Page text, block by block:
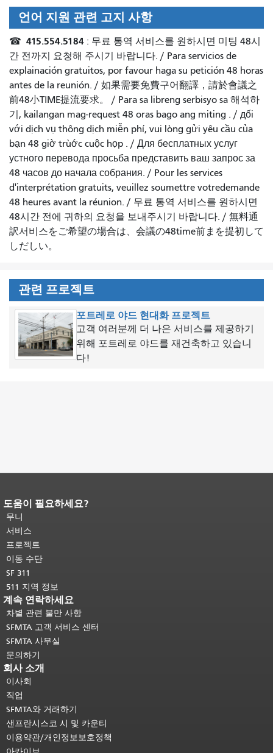
언어 지원 관련 고지 사항
☎ 415.554.5184 : 무료 통역 서비스를 원하시면 미팅 48시
간 전까지 요청해 주시기 바랍니다. / Para servicios de
explainación gratuitos, por favour haga su petición 48 horas
antes de la reunión. / 如果需要免費구어翻譯，請於會議之
前48小TIME提流要求。 / Para sa libreng serbisyo sa 해석하
기, kailangan mag-request 48 oras bago ang miting . / дối
với dịch vụ thông dịch miễn phí, vui lòng gửi yêu cầu của
bạn 48 giờ trùớc cuộc họp . / Для бесплатных услуг
устного перевода просьба представить ваш запрос за
48 часов до начала собрания. / Pour les services
d'interprétation gratuits, veuillez soumettre votredemande
48 heures avant la réunion. / 무료 통역 서비스를 원하시면
48시간 전에 귀하의 요청을 보내주시기 바랍니다. / 無料通
訳서비스をご希望の場合は、会議の48time前まを提初して
しだしい。
관련 프로젝트
포트레로 야드 현대화 프로젝트
고객 여러분께 더 나은 서비스를 제공하기
위해 포트레로 야드를 재건축하고 있습니
다!
페이지 내용 끝입니다.이 페이지의 나
머지 내용은 모든 페이지에 반복됩니
다.메인 콘텐츠 상단으로 돌아가려면
여기를 클릭하십시오
도움이 필요하세요?
무니
서비스
프로젝트
이동 수단
SF 311
511 지역 정보
계속 연락하세요
차별 관련 불만 사항
SFMTA 고객 서비스 센터
SFMTA 사무실
문의하기
회사 소개
이사회
직업
SFMTA와 거래하기
샌프란시스코 시 및 카운티
이용약관/개인정보보호정책